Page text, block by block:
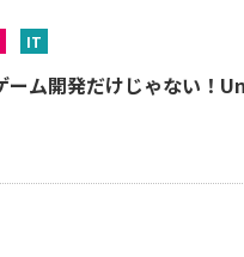
IT
ーム開発だけじゃない